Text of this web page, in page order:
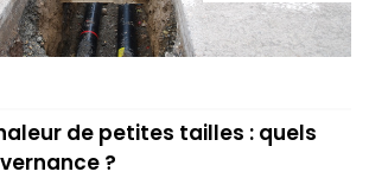
de petites tailles : quels
?